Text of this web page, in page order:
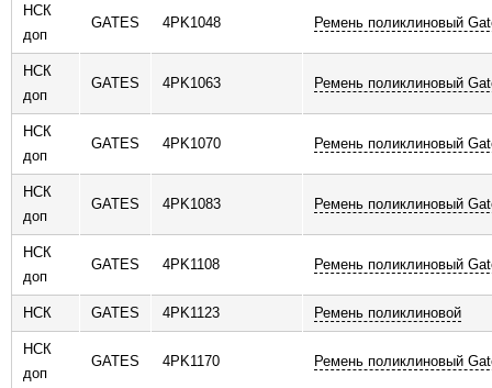
НСК
доп
GATES 4PK1048 Ремень поликлиновый
НСК
доп
GATES 4PK1063 Ремень поликлиновый
НСК
доп
GATES 4PK1070 Ремень поликлиновый
НСК
доп
GATES 4PK1083 Ремень поликлиновый
НСК
доп
GATES 4PK1108 Ремень поликлиновый
НСК GATES 4PK1123 Ремень поликлиновой
НСК
доп
GATES 4PK1170 Ремень поликлиновый